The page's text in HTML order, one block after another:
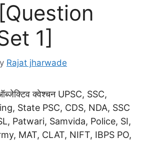
1]
Rajat jharwade
क्वेश्चन UPSC, SSC,
State PSC, CDS, NDA, SSC
Patwari, Samvida, Police, SI,
MAT, CLAT, NIFT, IBPS PO,